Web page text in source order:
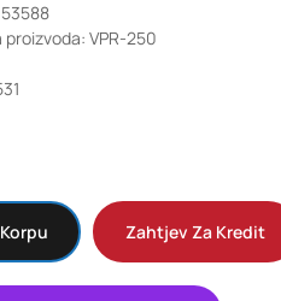
VPR-250
Zahtjev Za Kredit